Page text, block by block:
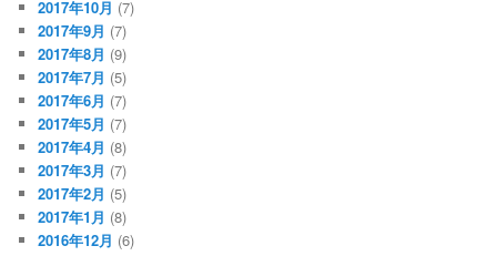
2017年10月 (7)
2017年9月 (7)
2017年8月 (9)
2017年7月 (5)
2017年6月 (7)
2017年5月 (7)
2017年4月 (8)
2017年3月 (7)
2017年2月 (5)
2017年1月 (8)
2016年12月 (6)